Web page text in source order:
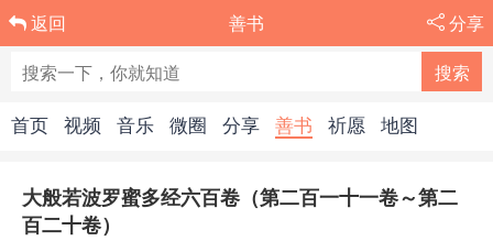
返回 善书 分享
首页 视频 音乐 微圈 分享 善书 祈愿 地图
大般若波罗蜜多经六百卷（第二百一十一卷～第二
百二十卷）